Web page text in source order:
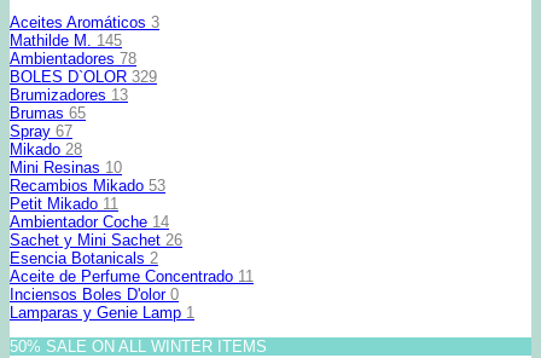
Aceites Aromáticos 3
Mathilde M. 145
Ambientadores 78
BOLES D`OLOR 329
Brumizadores 13
Brumas 65
Spray 67
Mikado 28
Mini Resinas 10
Recambios Mikado 53
Petit Mikado 11
Ambientador Coche 14
Sachet y Mini Sachet 26
Esencia Botanicals 2
Aceite de Perfume Concentrado 11
Inciensos Boles D'olor 0
Lamparas y Genie Lamp 1
50% SALE ON ALL WINTER ITEMS